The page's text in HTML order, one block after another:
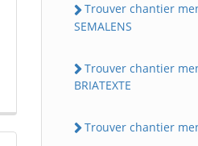
Trouver chantier
SEMALENS
Trouver chantier
BRIATEXTE
Trouver chantier